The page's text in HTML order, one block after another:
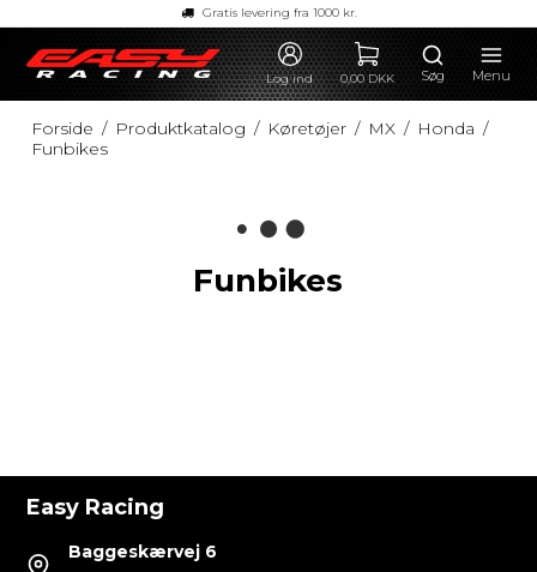
Gratis levering fra 1000 kr.
Log ind 0,00 DKK Søg Menu
Forside / Produktkatalog / Køretøjer / MX / Honda /
Funbikes
Funbikes
Easy Racing
Baggeskærvej 6